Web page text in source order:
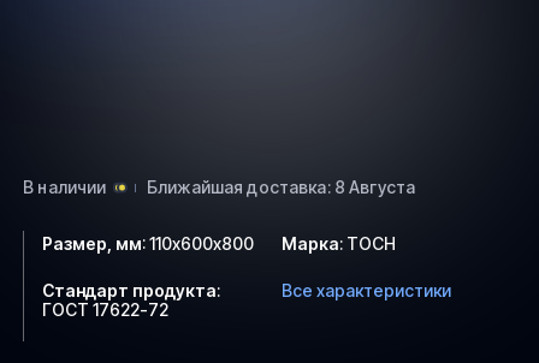
В наличии Ближайшая доставка: 8 Августа
Размер, мм:110х600х800 Марка: ТОСН
Стандарт продукта:
ГОСТ 17622-72
Все характеристики